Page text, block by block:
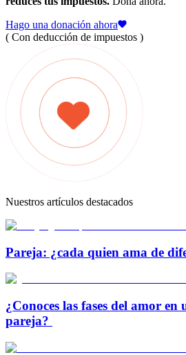
Hago una donación ahora
( Con deducción de impuestos )
Nuestros artículos destacados
Pareja: ¿cada quien ama de
¿Conoces las fases del amor en
pareja?